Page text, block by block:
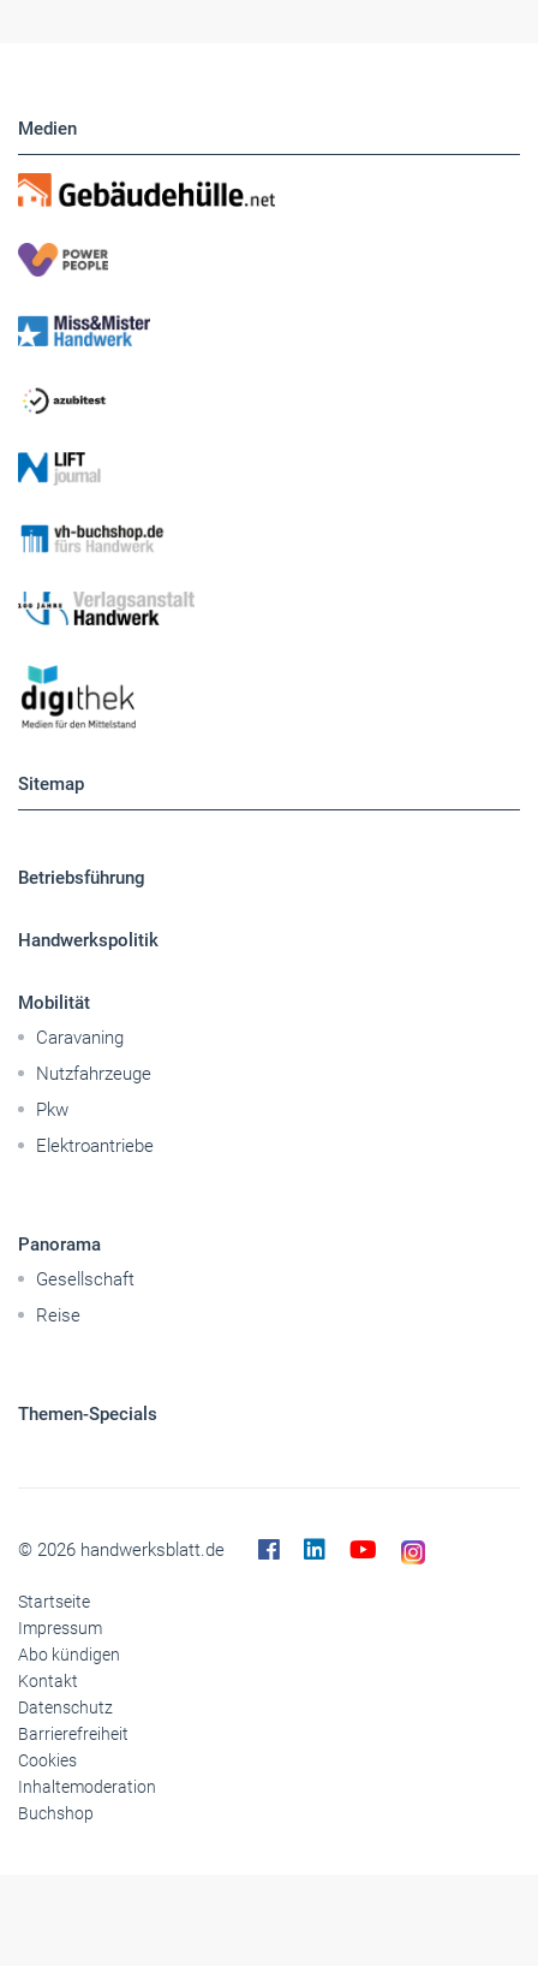
Medien
Sitemap
Betriebsführung
Handwerkspolitik
Mobilität
Caravaning
Nutzfahrzeuge
Pkw
Elektroantriebe
Panorama
Gesellschaft
Reise
Themen-Specials
© 2026 handwerksblatt.de
Startseite
Impressum
Abo kündigen
Kontakt
Datenschutz
Barrierefreiheit
Cookies
Inhaltemoderation
Buchshop